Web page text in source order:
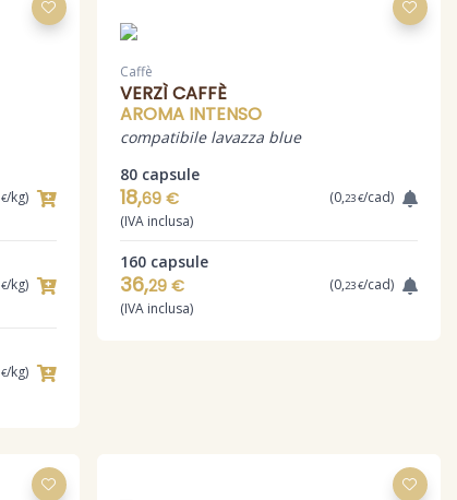
/kg)
/kg)
/kg)
Caffè
VERZÌ CAFFÈ
AROMA INTENSO
compatibile lavazza blue
80 capsule
18,69 € (0,23 €/cad)
(IVA inclusa)
160 capsule
36,29 € (0,23 €/cad)
(IVA inclusa)